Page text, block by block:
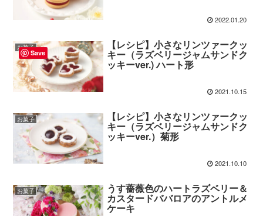
2022.01.20
お菓子 【レシピ】小さなリンツァークッ
キー（ラズベリージャムサンドク
ッキーver.) ハート形
2021.10.15
お菓子 【レシピ】小さなリンツァークッ
キー（ラズベリージャムサンドク
ッキーver.）菊形
2021.10.10
お菓子 うす薔薇色のハートラズベリー＆
カスタードババロアのアントルメ
ケーキ
Save